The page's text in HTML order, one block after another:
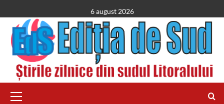
to
content
6 august 2026
Menu